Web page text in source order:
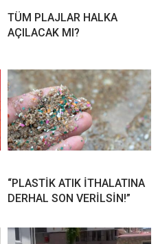
TÜM PLAJLAR HALKA
AÇILACAK MI?
“PLASTİK ATIK İTHALATINA
DERHAL SON VERİLSİN!”